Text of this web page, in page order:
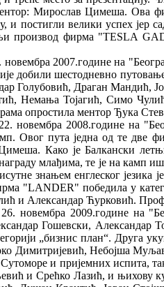
Мирослав Цимеша. Ова
постигли велики успех јер
производ фирма "TESLA
2007.године на
добили шестодневно
Голубовић, Драган
Немања Тојагић, Симо
опростила ментор Ђука
новембра 2008.године на
Овог пута једна од те
Како је Балкански
млађима, те је на
знањем енглеског језика
"LANDER" победила у
и Александар Ћурковић.
новембра 2009.године на
Гошевски,
„бизнис план“. Друга
Димитријевић, Небојша
и пријемних испита,
и Срећко Лазић, и њихову